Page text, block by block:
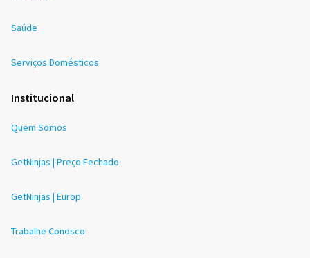
Saúde
Serviços Domésticos
Institucional
Quem Somos
GetNinjas | Preço Fechado
GetNinjas | Europ
Trabalhe Conosco